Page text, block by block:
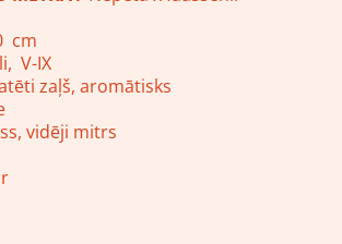
cm
V-IX
zaļš, aromātisks
vidēji mitrs